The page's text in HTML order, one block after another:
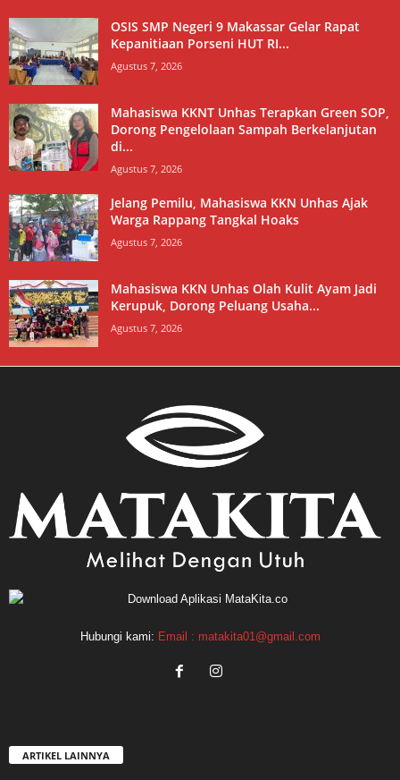
OSIS SMP Negeri 9 Makassar Gelar Rapat
Kepanitiaan Porseni HUT RI...
Agustus 7, 2026
Mahasiswa KKNT Unhas Terapkan Green SOP,
Dorong Pengelolaan Sampah Berkelanjutan
di...
Agustus 7, 2026
Jelang Pemilu, Mahasiswa KKN Unhas Ajak
Warga Rappang Tangkal Hoaks
Agustus 7, 2026
Mahasiswa KKN Unhas Olah Kulit Ayam Jadi
Kerupuk, Dorong Peluang Usaha...
Agustus 7, 2026
Hubungi kami: Email : matakita01@gmail.com
ARTIKEL LAINNYA